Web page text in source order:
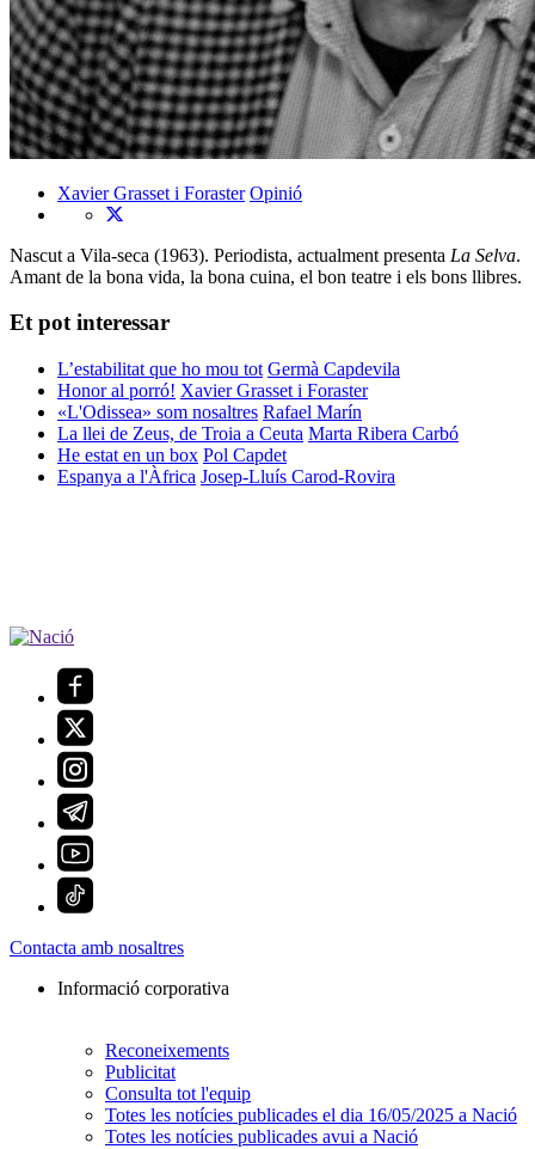
Xavier Grasset i Foraster Opinió
Nascut a Vila-seca (1963). Periodista, actualment presenta La Selva.
Amant de la bona vida, la bona cuina, el bon teatre i els bons llibres.
Et pot interessar
L’estabilitat que ho mou tot Germà Capdevila
Honor al porró! Xavier Grasset i Foraster
«L'Odissea» som nosaltres Rafael Marín
La llei de Zeus, de Troia a Ceuta Marta Ribera Carbó
He estat en un box Pol Capdet
Espanya a l'Àfrica Josep-Lluís Carod-Rovira
Contacta amb nosaltres
Informació corporativa
Reconeixements
Publicitat
Consulta tot l'equip
Totes les notícies publicades el dia 16/05/2025 a Nació
Totes les notícies publicades avui a Nació